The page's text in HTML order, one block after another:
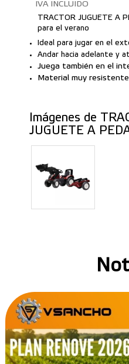
IVA INCLUIDO
TRACTOR JUGUETE A
para el verano
Ideal para jugar en el
Andar hacia adelante y
Juega también en el
Material muy resistente
Imágenes de
JUGUETE A